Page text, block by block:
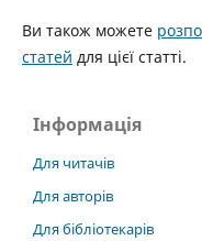
Ви також можете
статей для цієї статті.
Інформація
Для читачів
Для авторів
Для бібліотекарів